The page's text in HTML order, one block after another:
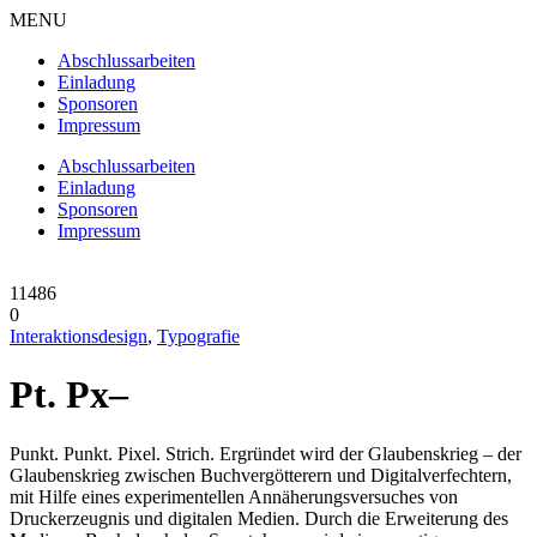
MENU
Abschlussarbeiten
Einladung
Sponsoren
Impressum
Abschlussarbeiten
Einladung
Sponsoren
Impressum
11486
0
Interaktionsdesign, Typografie
Pt. Px–
Punkt. Punkt. Pixel. Strich. Ergründet wird der Glaubenskrieg – der
Glaubenskrieg zwischen Buchvergötterern und Digitalverfechtern,
mit Hilfe eines experimentellen Annäherungsversuches von
Druckerzeugnis und digitalen Medien. Durch die Erweiterung des